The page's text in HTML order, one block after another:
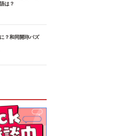
は？
？和同開珎パズ